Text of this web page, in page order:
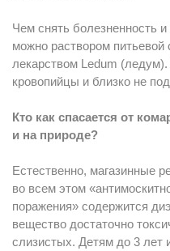
Чем снять болезненность
можно раствором
лекарством Ledum
кровопийцы и близко не
Кто как спасается от
и на природе?
Естественно, магазинные
во всем этом
поражения» содержится
вещество достаточно
слизистых. Детям до 3